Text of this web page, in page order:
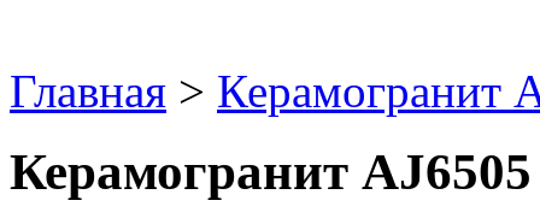
Главная > Керамогранит
Керамогранит AJ6505